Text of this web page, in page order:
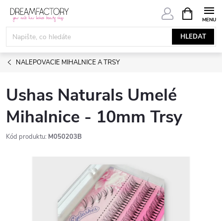
Přejít
obsah
HLEDAT
NÁKUPNÍ
KOŠÍK
NALEPOVACIE MIHALNICE A TRSY
Ushas Naturals Umelé
Mihalnice - 10mm Trsy
Kód produktu: M050203B